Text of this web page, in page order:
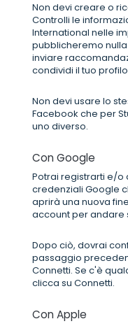
Non devi creare o
Controlli le
International nelle
pubblicheremo
inviare
condividi il tuo
Non devi usare lo
Facebook che per
uno diverso.
Con Google
Potrai registrarti e/o
credenziali Google
aprirà una nuova
account per andare
Dopo ciò, dovrai
passaggio
Connetti. Se c'è
clicca su Connetti.
Con Apple